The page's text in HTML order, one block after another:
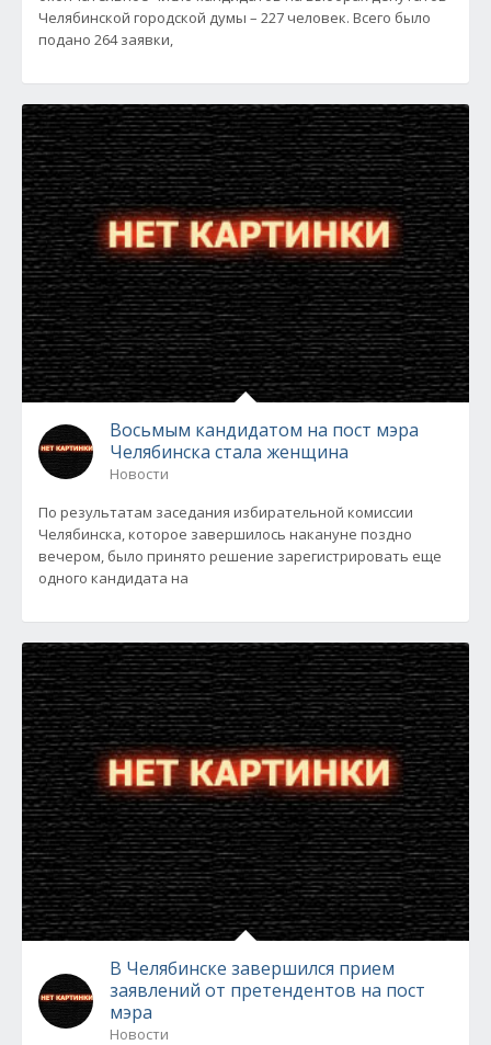
Челябинской городской думы – 227 человек. Всего было
подано 264 заявки,
Восьмым кандидатом на пост мэра
Челябинска стала женщина
Новости
По результатам заседания избирательной комиссии
Челябинска, которое завершилось накануне поздно
вечером, было принято решение зарегистрировать еще
одного кандидата на
В Челябинске завершился прием
заявлений от претендентов на пост
мэра
Новости